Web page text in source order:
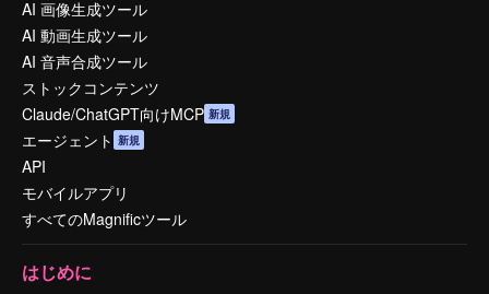
AI 画像生成ツール
AI 動画生成ツール
AI 音声合成ツール
ストックコンテンツ
Claude/ChatGPT向けMCP 新規
エージェント 新規
API
モバイルアプリ
すべてのMagnificツール
はじめに